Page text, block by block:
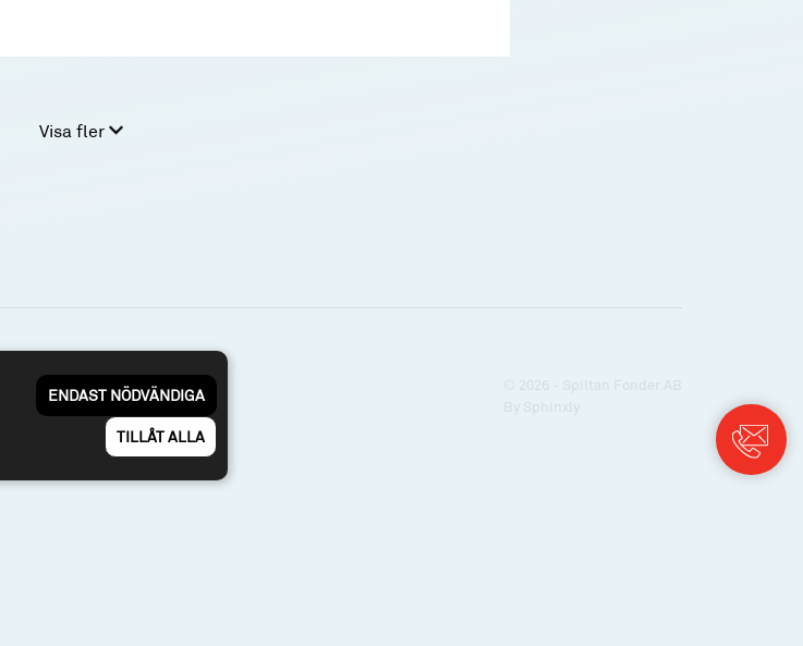
Visa fler
Om webbplatsen & cookies
Risk och rådgivning
© 2026 - Spiltan Fonder AB
By Sphinxly
ENDAST NÖDVÄNDIGA
TILLÅT ALLA